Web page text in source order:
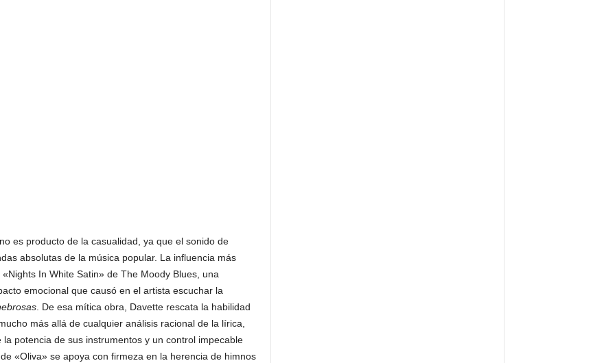
es producto de la casualidad, ya que el sonido de
absolutas de la música popular. La influencia más
In White Satin» de The Moody Blues, una
emocional que causó en el artista escuchar la
. De esa mítica obra, Davette rescata la habilidad
más allá de cualquier análisis racional de la lírica,
potencia de sus instrumentos y un control impecable
«Oliva» se apoya con firmeza en la herencia de himnos